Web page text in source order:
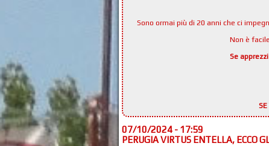
Sono ormai più di 20 anni che ci
Non è
Se
07/10/2024 - 17:59
PERUGIA VIRTUS ENTELLA, ECCO